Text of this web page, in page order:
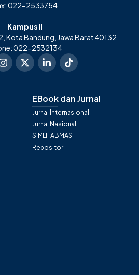
022-2533754
Kampus II
Kota Bandung, Jawa Barat 40132
022-2532134
EBook dan Jurnal
Jurnal Internasional
Jurnal Nasional
SIMLITABMAS
Repositori